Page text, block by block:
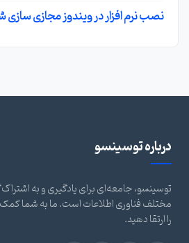
نصب نرم افزار در ویندوز مجازی سازی
درباره توسینسو
توسینسو، جامعه‌ای برای یادگیری و به
مختلف فناوری اطلاعات است. ما به شما
را ارتقا دهید.